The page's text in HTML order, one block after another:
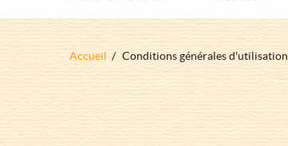
Fil
Accueil Conditions générales d'utilisation